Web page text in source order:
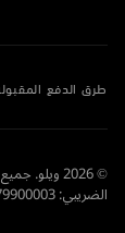
طرق الدفع
الضريبي: 312660579900003